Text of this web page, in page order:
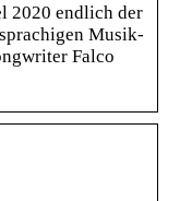
2020 endlich der
Musik-
Falco